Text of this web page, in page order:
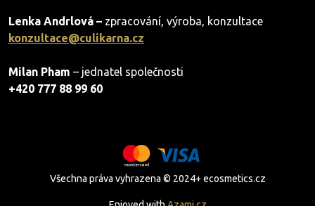
Lenka Andrlová – zpracování, výroba, konzultace
konzultace@culikarna.cz
Milan Pham – jednatel společnosti
+420 777 88 99 60
Všechna práva vyhrazena © 2024+ ecosmetics.cz